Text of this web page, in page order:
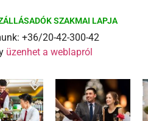
SZAKMAI LAPJA
+36/20-42-300-42
üzenhet a weblapról